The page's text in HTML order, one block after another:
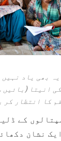
بھی یاد نہیں
انیتا (بائیں
کا انتظار کر
نشان